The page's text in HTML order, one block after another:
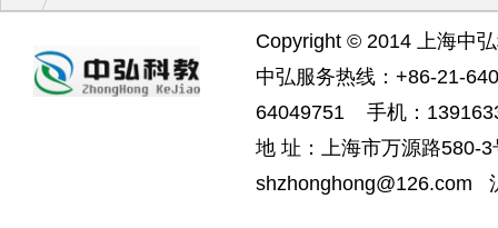
Copyright © 2014 上海中
中弘服务热线：+86-21-
64049751 手机：
地 址：上海市万源路
shzhonghong@126.com